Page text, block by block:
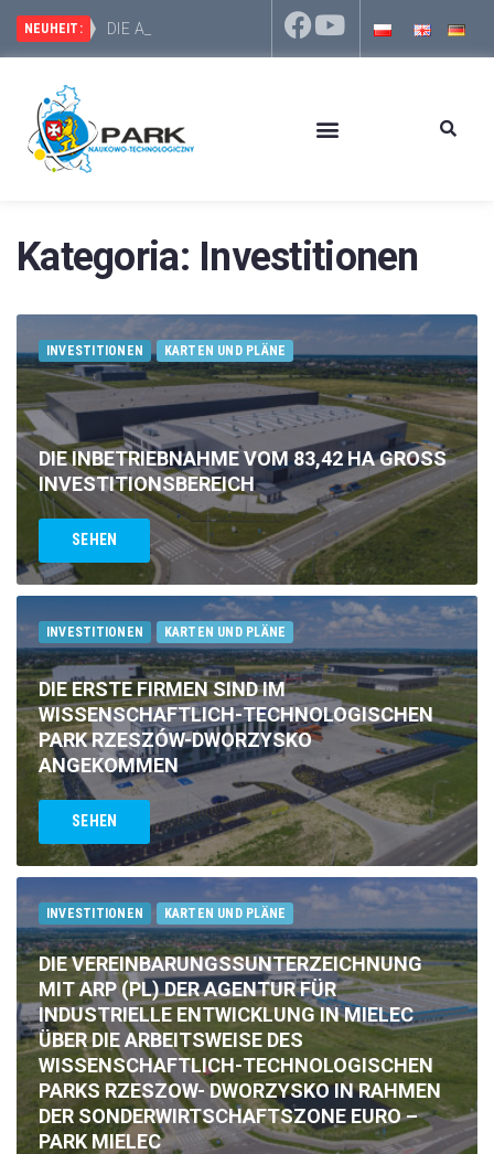
NEUHEIT: DIE AUSSCHREIBUNG UNBEGREN
INVESTITIONSGEBIETE DES WISSENSCHAFTLICH-
Kategoria: Investitionen
INVESTITIONEN KARTEN UND PLÄNE
DIE INBETRIEBNAHME VOM 83,42 HA GROSS
INVESTITIONSBEREICH
SEHEN
INVESTITIONEN KARTEN UND PLÄNE
DIE ERSTE FIRMEN SIND IM
WISSENSCHAFTLICH-TECHNOLOGISCHEN
PARK RZESZÓW-DWORZYSKO
ANGEKOMMEN
SEHEN
INVESTITIONEN KARTEN UND PLÄNE
DIE VEREINBARUNGSSUNTERZEICHNUNG
MIT ARP (PL) DER AGENTUR FÜR
INDUSTRIELLE ENTWICKLUNG IN MIELEC
ÜBER DIE ARBEITSWEISE DES
WISSENSCHAFTLICH-TECHNOLOGISCHEN
PARKS RZESZOW- DWORZYSKO IN RAHMEN
DER SONDERWIRTSCHAFTSZONE EURO –
PARK MIELEC